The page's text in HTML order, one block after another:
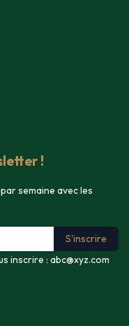
!
semaine avec les
S'inscrire
inscrire : abc@xyz.com